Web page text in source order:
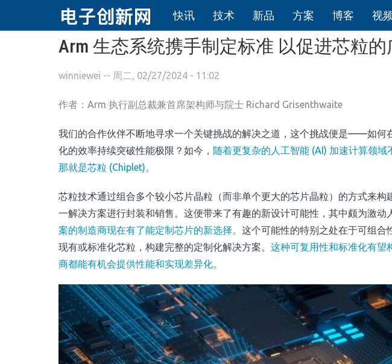
跳转到主要内容
快讯 技术 新品 方案 博客 视
Arm 生态系统携手制定标准 以促进芯粒的
winniewei -- 周二, 02/27/2024 - 11:02
作者：Arm 执行副总裁兼首席架构师与院士 Richard Grisenthwaite
我们的合作伙伴不断地寻求一个关键挑战的解决之道，这个挑战便是——如何
化的效率持续突破性能极限？如今， 随着更复杂的人工智能 (AI) 加速计算领域
那就是芯粒 (Chiplet)。
芯粒技术通过组合多个较小芯片晶粒（而非单个更大的芯片晶粒）的方式来
一解决方案进行封装和销售。这便带来了有趣的新设计可能性，其中颇为激动
案的制造商现在有了能定制芯片的新选择。 这个可能性的特别之处在于可组合
现有或标准化芯粒，构建完整的定制化解决方案。 这种可复用性和标准化有望
商都能有机会提供性能和实现差异化。